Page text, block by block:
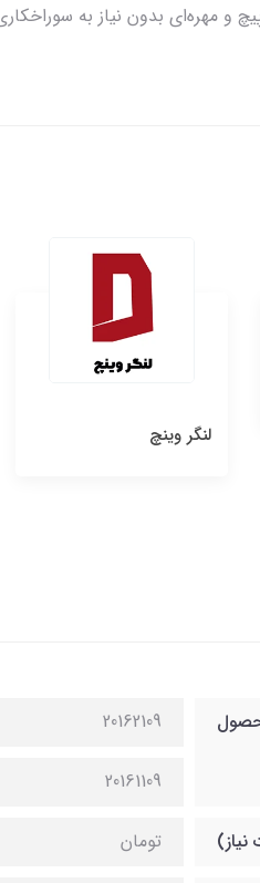
و مهره‌ای بدون نیاز به
لنگر وینچ
20162109
20161109
تومان